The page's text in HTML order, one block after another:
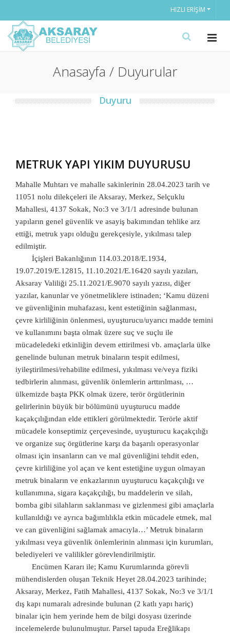
HIZLI ERIŞIM
Anasayfa / Duyurular
Duyuru
METRUK YAPI YIKIM DUYURUSU
Mahalle Muhtarı ve mahalle sakinlerinin 28.04.2023 tarih ve
11051 nolu dilekçeleri ile Aksaray, Merkez, Selçuklu
Mahallesi, 4137 Sokak, No:3 ve 3/1/1 adresinde bulunan
yapıların genel güvenlik ve asayiş bakımından tehlike arz
ettiği, metruk yapı olduğu gerekçesiyle, yıkılması talep
edilmiştir.
İçişleri Bakanlığının 114.03.2018/E.1934,
19.07.2019/E.12815, 11.10.2021/E.16420 sayılı yazıları,
Aksaray Valiliği 25.11.2021/E.9070 sayılı yazısı, diğer
yazılar, kanunlar ve yönetmeliklere istinaden; ‘Kamu düzeni
ve güvenliğinin muhafazası, kent estetiğinin sağlanması,
çevre kirliliğinin önlenmesi, uyuşturucu/uyarıcı madde temini
ve kullanımını başta olmak üzere suç ve suçlu ile
mücadeledeki etkinliğin devem ettirilmesi vb. amaçlarla ülke
genelinde bulunan metruk binaların tespit edilmesi,
iyileştirilmesi/rehabilite edilmesi, yıkılması ve/veya fiziki
tedbirlerin alınması, güvenlik önlemlerin arttırılması, …
ülkemizde başta PKK olmak üzere, terör örgütlerinin
gelirlerinin büyük bir bölümünü uyuşturucu madde
kaçakçılığından elde ettikleri görülmektedir. Terörle aktif
mücadele konseptimiz çerçevesinde, uyuşturucu kaçakçılığı
ve organize suç örgütlerine karşı da başarılı operasyonlar
olması için insanların can ve mal güvenliğini tehdit eden,
çevre kirliliğine yol açan ve kent estetiğine uygun olmayan
metruk binaların ve enkazlarının uyuşturucu kaçakçılığı ve
kullanımına, sigara kaçakçılığı, bu maddelerin ve silah,
bomba gibi silahların saklanması ve gizlenmesi gibi amaçlarla
kullanıldığı ve ayrıca bağımlılıkla etkin mücadele etmek, mal
ve can güvenliğini sağlamak amacıyla…’ Metruk binaların
yıkılması veya güvenlik önlemlerinin alınması için kurumları,
belediyeleri ve valilikler görevlendirilmiştir.
Encümen Kararı ile; Kamu Kurumlarında görevli
mühendislerden oluşan Teknik Heyet 28.04.2023 tarihinde;
Aksaray, Merkez, Fatih Mahallesi, 4137 Sokak, No:3 ve 3/1/1
dış kapı numaralı adresinde bulunan (2 katlı yapı hariç)
binalar için hem yerinde hem de bilgi dosyası üzerinde
incelemelerde bulunulmuştur. Parsel tapuda Ereğlikapı